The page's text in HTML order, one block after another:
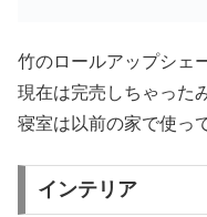
竹のロールアップシェ
現在は完売しちゃった
寝室は以前の家で使っ
インテリア